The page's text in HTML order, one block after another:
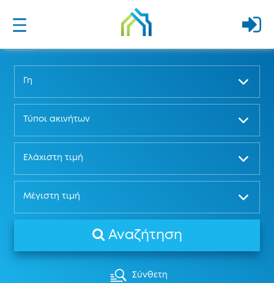
Γη
Τύποι ακινήτων
Ελάχιστη τιμή
Μέγιστη τιμή
Αναζήτηση
Σύνθετη